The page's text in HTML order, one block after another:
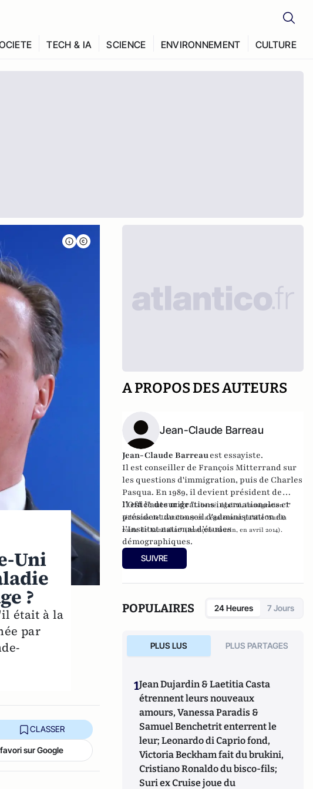
TECH & IA SCIENCE ENVIRONNEMENT CULTURE
Uni
?
était à la
par
CLASSER
sur Google
A PROPOS DES AUTEURS
Jean-Claude Barreau
Jean-Claude Barreauest essayiste.
Il est conseiller de François Mitterrand sur
les questions d'immigration, puis de Charles
Pasqua. En 1989, il devient président de
l’Office des migrations internationales et
président du conseil d'administration de
l’Institut national d’études
démographiques.
Il est l"auteur de "Liberté, égalité, immigration ?"
(éditions de L'Artilleur) eta également publié"Sur la
route de Kandahar" (François Bourin, en avril 2014).
SUIVRE
POPULAIRES 24 Heures 7 Jours
PLUS LUS PLUS PARTAGES
1Jean Dujardin & Laetitia Casta
étrennent leurs nouveaux
amours, Vanessa Paradis &
Samuel Benchetrit enterrent le
leur; Leonardo di Caprio fond,
Victoria Beckham fait du brukini,
Cristiano Ronaldo du bisco-fils;
Suri ex Cruise joue du